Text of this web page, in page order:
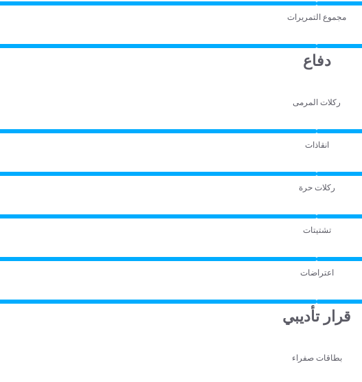
مجموع التمريرات
دفاع
ركلات المرمى
انقاذات
ركلات حرة
تشتيتات
اعتراضات
قرار تأديبي
بطاقات صفراء